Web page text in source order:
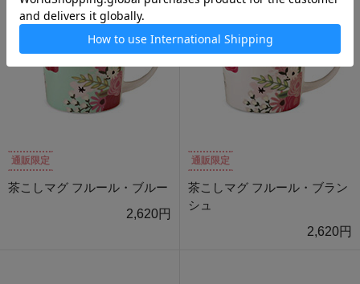
通販限定
茶こしマグ フルール・ブルー
2,620円
通販限定
茶こしマグ フルール・ブラン
シュ
2,620円